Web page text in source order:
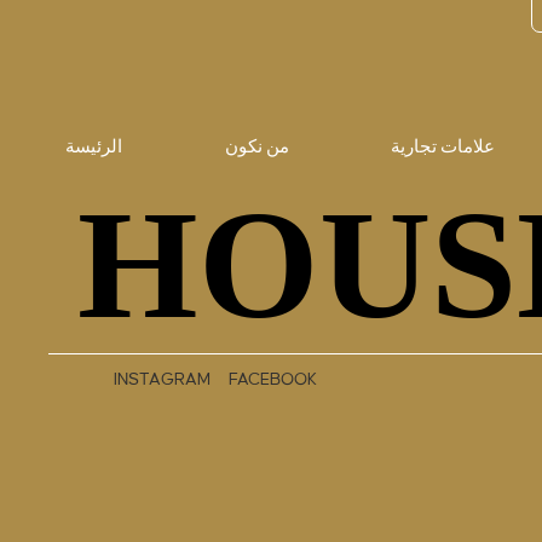
الرئيسة من نكون علامات تجارية
INSTAGRAM FACEBOOK